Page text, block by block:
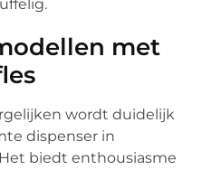
met
wordt duidelijk
dispenser in
biedt enthousiasme